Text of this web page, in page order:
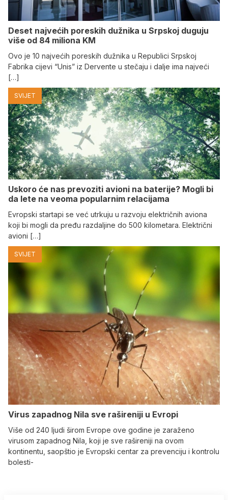
Deset najvećih poreskih dužnika u Srpskoj duguju
više od 84 miliona KM
Ovo je 10 najvećih poreskih dužnika u Republici Srpskoj
Fabrika cijevi “Unis” iz Dervente u stečaju i dalje ima najveći
[…]
SVIJET
Uskoro će nas prevoziti avioni na baterije? Mogli bi
da lete na veoma popularnim relacijama
Evropski startapi se već utrkuju u razvoju električnih aviona
koji bi mogli da pređu razdaljine do 500 kilometara. Električni
avioni […]
SVIJET
Virus zapadnog Nila sve rašireniji u Evropi
Više od 240 ljudi širom Evrope ove godine je zaraženo
virusom zapadnog Nila, koji je sve rašireniji na ovom
kontinentu, saopštio je Evropski centar za prevenciju i kontrolu
bolesti-